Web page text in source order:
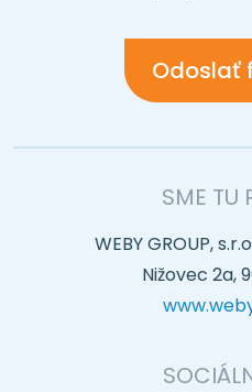
SME TU
WEBY GROUP,
Nižovec 2a,